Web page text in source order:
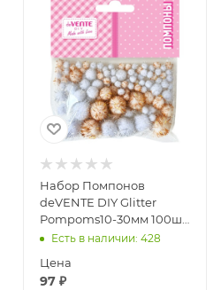
Набор Помпонов
deVENTE DIY Glitter
Pompoms10-30мм 100шт
блестящие 8000501
Есть в наличии: 428
Цена
97₽